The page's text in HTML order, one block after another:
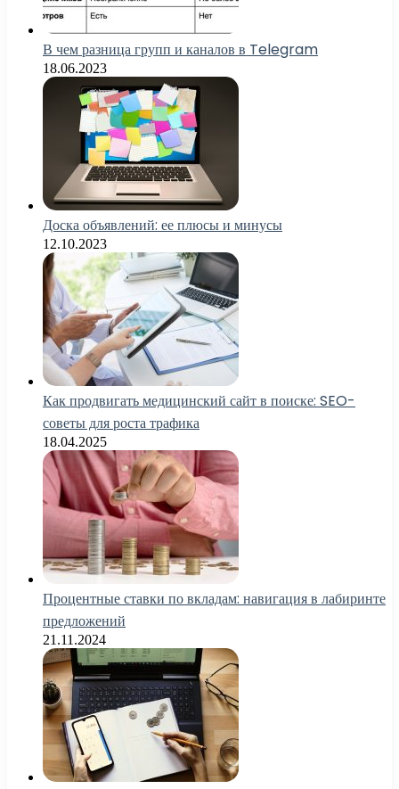
В чем разница групп и каналов в Telegram
18.06.2023
Доска объявлений: ее плюсы и минусы
12.10.2023
Как продвигать медицинский сайт в поиске: SEO-
советы для роста трафика
18.04.2025
Процентные ставки по вкладам: навигация в лабиринте
предложений
21.11.2024